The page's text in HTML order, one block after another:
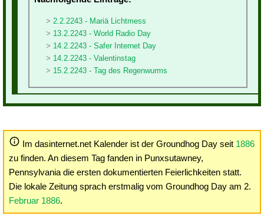
2.2.2243 - Mariä Lichtmess
13.2.2243 - World Radio Day
14.2.2243 - Safer Internet Day
14.2.2243 - Valentinstag
15.2.2243 - Tag des Regenwurms
Im dasinternet.net Kalender ist der Groundhog Day seit 1886
zu finden. An diesem Tag fanden in Punxsutawney,
Pennsylvania die ersten dokumentierten Feierlichkeiten statt.
Die lokale Zeitung sprach erstmalig vom Groundhog Day am 2.
Februar 1886.